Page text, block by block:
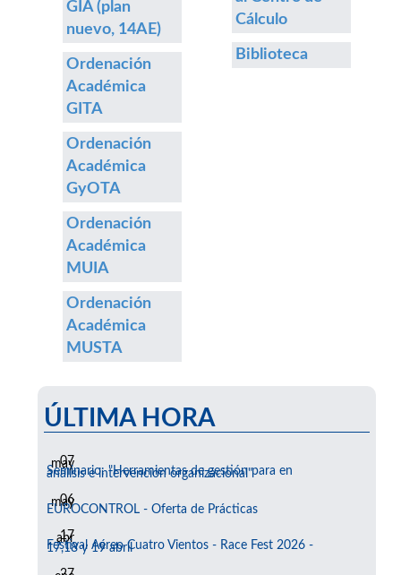
GIA (plan
nuevo, 14AE)
Ordenación
Académica
GITA
Ordenación
Académica
GyOTA
Ordenación
Académica
MUIA
Ordenación
Académica
MUSTA
Cálculo
Biblioteca
ÚLTIMA HORA
07
may
Seminario: "Herramientas de gestión para en
análisis e intervención organizacional"
06
may
EUROCONTROL - Oferta de Prácticas
17
abr
Festival Aéreo Cuatro Vientos - Race Fest 2026 -
17,18 y 19 abril